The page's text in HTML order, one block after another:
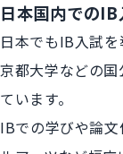
日本国内でのIB
日本でもIB入試を
京都大学などの
ています。
IBでの学びや論